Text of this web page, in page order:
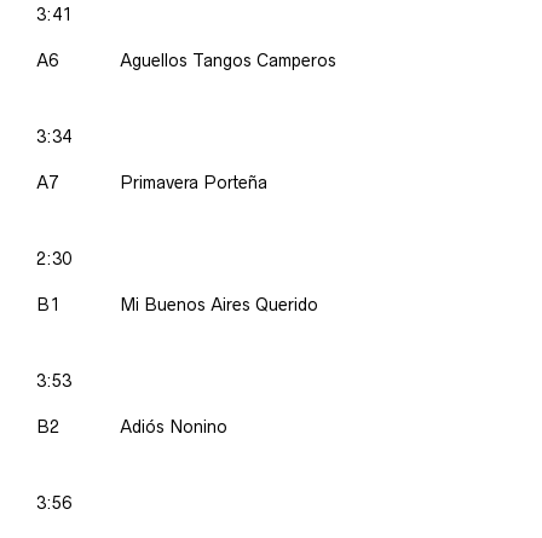
3:41
A6 Aguellos Tangos Camperos
3:34
A7 Primavera Porteña
2:30
B1 Mi Buenos Aires Querido
3:53
B2 Adiós Nonino
3:56